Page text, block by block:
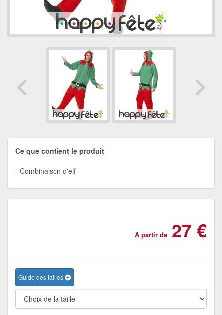
Ce que contient le produit
Combinaison d'elf
A partir de 27 €
Guide des tailles